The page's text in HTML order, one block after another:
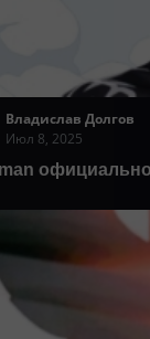
Владислав Долгов
Июл 8, 2025